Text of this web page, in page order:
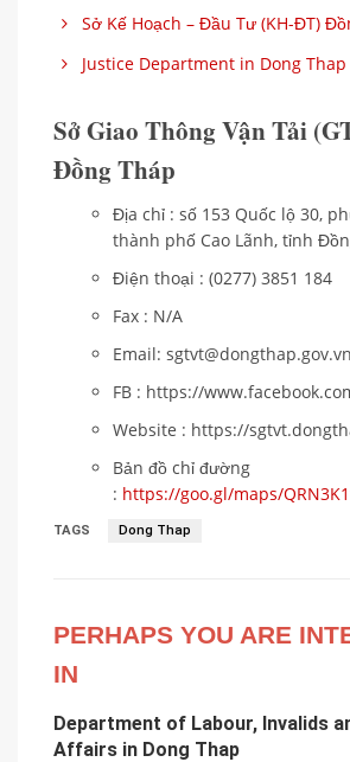
Sở Kế Hoạch – Đầu Tư (KH-ĐT)
Justice Department in Dong Thap
Sở Giao Thông Vận Tải
Đồng Tháp
Địa chỉ : số 153 Quốc lộ 30,
thành phố Cao Lãnh, tỉnh
Điện thoại : (0277) 3851 184
Fax : N/A
Email: sgtvt@dongthap.gov.vn
FB : https://
Website : https://
Bản đồ chỉ đường
: https://goo.gl/maps/
TAGS Dong Thap
PERHAPS YOU ARE
IN
Department of Labour, Invalids
Affairs in Dong Thap